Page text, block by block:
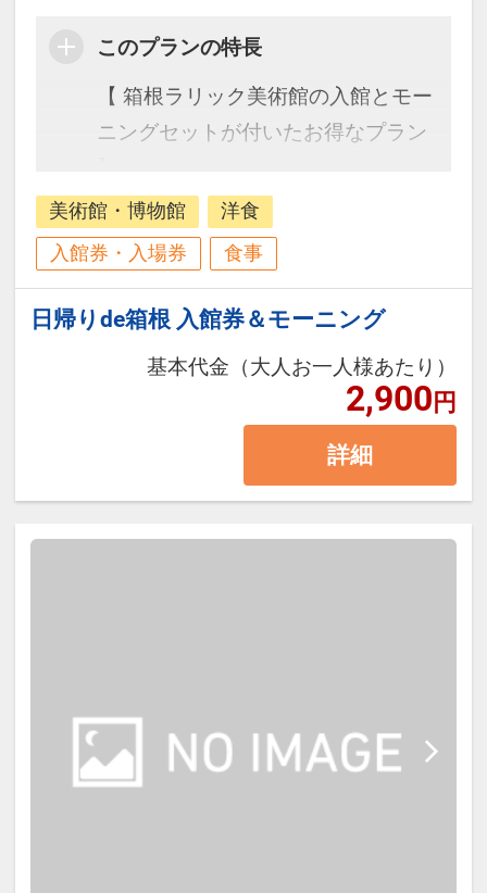
このプランの特長
【 箱根ラリック美術館の入館とモー
ニングセットが付いたお得なプラン
美術館・博物館
洋食
入館券・入場券
食事
日帰りde箱根 入館券＆モーニング
基本代金（大人お一人様あたり）
2,900円
詳細